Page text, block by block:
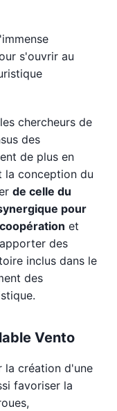
s'ouvrir au
chercheurs de
des
de plus en
la conception du
de celle du
pour
et
des
inclus dans le
des
Vento
la création d'une
favoriser la